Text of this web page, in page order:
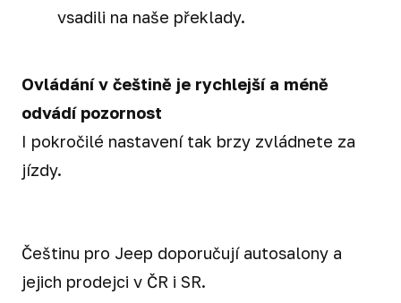
vsadili na naše překlady.
Ovládání v češtině je rychlejší a méně
odvádí pozornost
I pokročilé nastavení tak brzy zvládnete za
jízdy.
Češtinu pro Jeep doporučují autosalony a
jejich prodejci v ČR i SR.